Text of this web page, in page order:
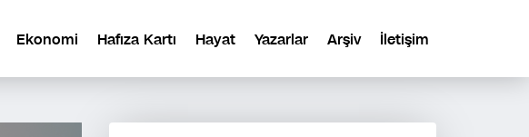
Ekonomi Hafıza Kartı Hayat Yazarlar Arşiv İletişim